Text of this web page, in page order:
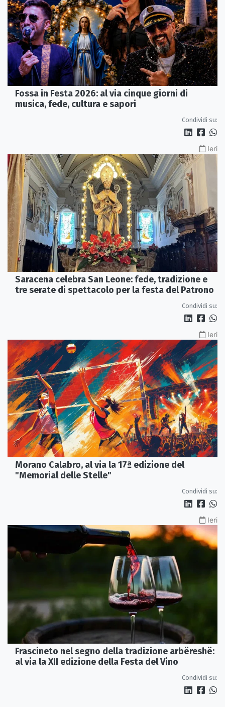
Fossa in Festa 2026: al via cinque giorni di
musica, fede, cultura e sapori
Condividi su:
Ieri
Saracena celebra San Leone: fede, tradizione e
tre serate di spettacolo per la festa del Patrono
Condividi su:
Ieri
Morano Calabro, al via la 17ª edizione del
"Memorial delle Stelle"
Condividi su:
Ieri
Frascineto nel segno della tradizione arbëreshë:
al via la XII edizione della Festa del Vino
Condividi su: